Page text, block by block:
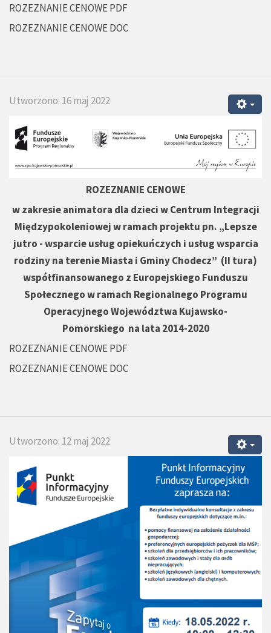
ROZEZNANIE CENOWE PDF
ROZEZNANIE CENOWE DOC
Utworzono: 16 maj 2022
ROZEZNANIE CENOWE
w zakresie animatora dla dzieci w Centrum Integracji
Międzypokoleniowejw ramach projektu pn. „Lepsze
jutro - wsparcie usług opiekuńczych i usług wsparcia
rodziny na terenie Miasta i Gminy Chodecz” (II tura)
współfinansowanego z Europejskiego Funduszu
Społecznego w ramach Regionalnego Programu
Operacyjnego Województwa Kujawsko-
Pomorskiego na lata 2014-2020
ROZEZNANIE CENOWE PDF
ROZEZNANIE CENOWE DOC
Utworzono: 12 maj 2022